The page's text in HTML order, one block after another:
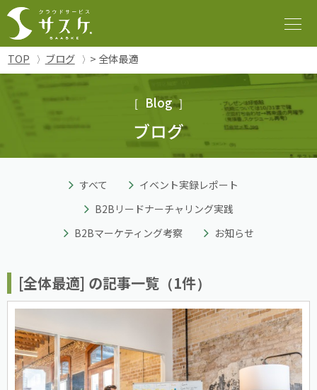
TOP ブログ > 全体最適
Blog
ブログ
すべて
イベント実録レポート
B2Bリードナーチャリング実践
B2Bマーケティング考察
お知らせ
[全体最適] の記事一覧（1件）